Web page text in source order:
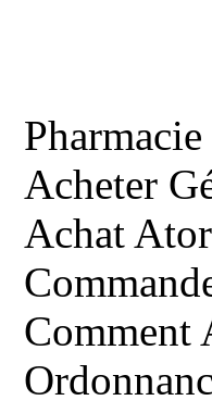
Acheter
Achat
Comment